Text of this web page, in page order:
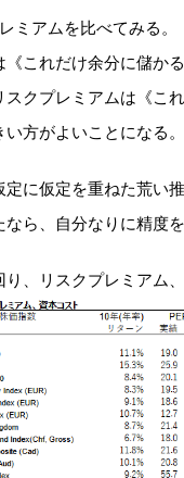
ミアムを比べてみる。
これだけ余分に儲か
スクプレミアムは《こ
方がよいことになる。
に仮定を重ねた荒い
ら、自分なりに精度
り、リスクプレミアム